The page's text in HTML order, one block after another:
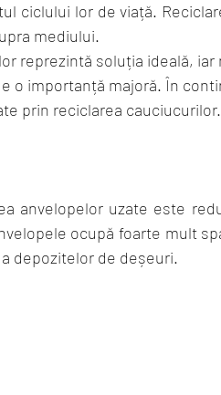
ciclului lor de viață.
mediului.
reprezintă soluția ideală,
o importanță majoră. În
prin reciclarea cauciucurilor.
anvelopelor uzate este
ocupă foarte mult
depozitelor de deșeuri.